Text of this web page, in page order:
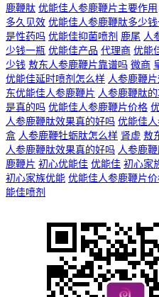
鹿鞭肽 优能佳人参鹿鞭片主要作用
多久见效 优能佳人参鹿鞭肽多少
是性药吗 优能佳抑菌喷剂 鹿尾 人
少钱一瓶 优能佳产品 代理商 优能
少钱 敖东人参鹿鞭片靠谱吗 微商
优能佳延时喷剂怎么样 人参鹿鞭
东优能佳人参鹿鞭片 人参鹿鞭肽
是真的吗 优能佳人参鹿鞭片价格
人参鹿鞭肽效果真的好吗 优能佳
盒 人参鹿鞭牡蛎肽怎么样 肾虚 敖
人参鹿鞭肽效果真的好吗 人参鹿
鹿鞭片 初心优能佳 优能佳 初心家
初心家族优能 优能佳人参鹿鞭片
能佳喷剂